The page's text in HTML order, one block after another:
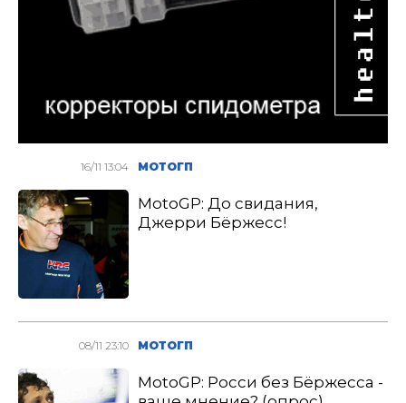
16/11 13:04 МОТОГП
MotoGP: До свидания,
Джерри Бёржесс!
08/11 23:10 МОТОГП
MotoGP: Росси без Бёржесса -